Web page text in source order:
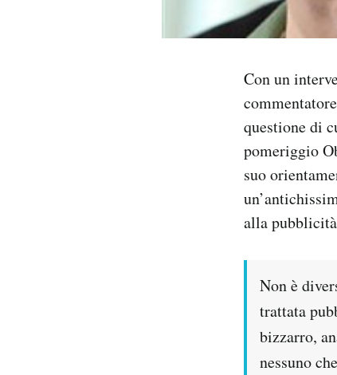
Con un
questione di
pomeriggio
suo
alla
Non è
trattata
bizzarro,
nessuno